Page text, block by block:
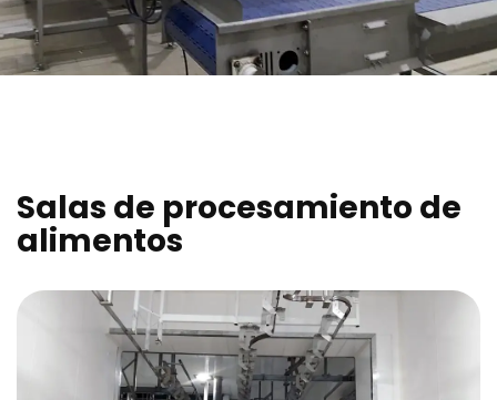
Salas de procesamiento de
alimentos